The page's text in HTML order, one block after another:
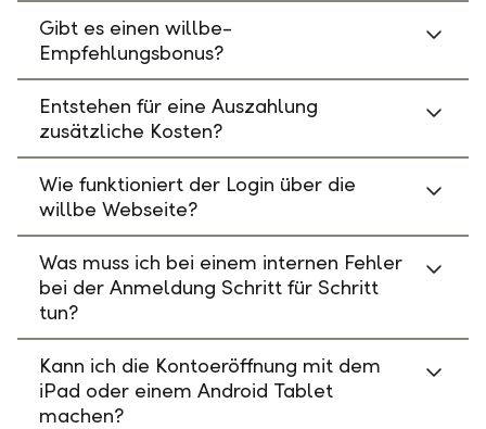
Gibt es einen willbe-
Empfehlungsbonus?
Entstehen für eine Auszahlung
zusätzliche Kosten?
Wie funktioniert der Login über die
willbe Webseite?
Was muss ich bei einem internen Fehler
bei der Anmeldung Schritt für Schritt
tun?
Kann ich die Kontoeröffnung mit dem
iPad oder einem Android Tablet
machen?